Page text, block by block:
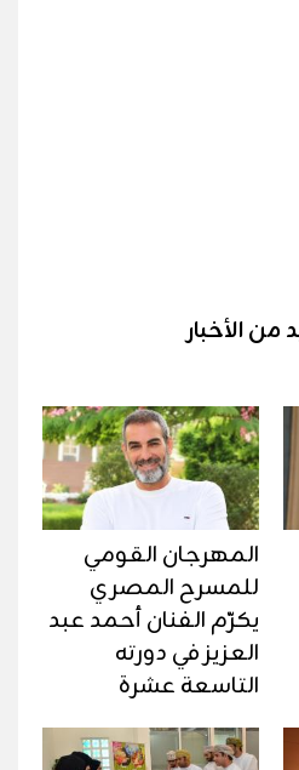
من الأخبار
المهرجان القومي
للمسرح المصري
يكرّم الفنان أحمد عبد
العزيز في دورته
التاسعة عشرة